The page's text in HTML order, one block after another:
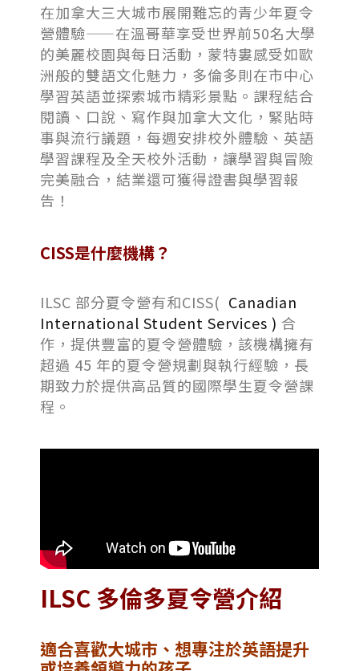
在加拿大三大城市展開難忘的青少年夏令
營體驗——在溫哥華享受世界前50名大學
的美麗校園與每日活動，蒙特婁感受如歐
洲般的雙語文化魅力，多倫多則在市中心
學習英語並探索城市精彩景點。課程結合
閱讀、口說、寫作與加拿大文化，緊貼時
事與流行議題，每週安排校外體驗、英語
學習課程及全天校外活動，讓學習與冒險
完美融合，結業還可獲得證書與學習報
告！
CISS是什麼機構？
ILSC 部分夏令營有和CISS( Canadian
International Student Services ) 合
作，提供豐富的夏令營體驗，該機構擁有
超過 45 年的夏令營規劃與執行經驗，長
期致力於提供高品質的國際學生夏令營課
程。
ILSC多倫多夏令營介紹
適合喜歡大城市、想專注於英語提升